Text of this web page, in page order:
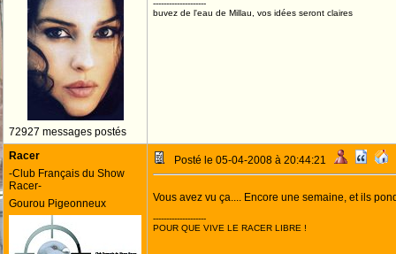
72927 messages postés
--------------------
buvez de l'eau de Millau, vos idées seront claires
Racer
-Club Français du Show
Racer-
Gourou Pigeonneux
Posté le 05-04-2008 à 20:44:21
Vous avez vu ça.... Encore une semaine, et ils
--------------------
POUR QUE VIVE LE RACER LIBRE !